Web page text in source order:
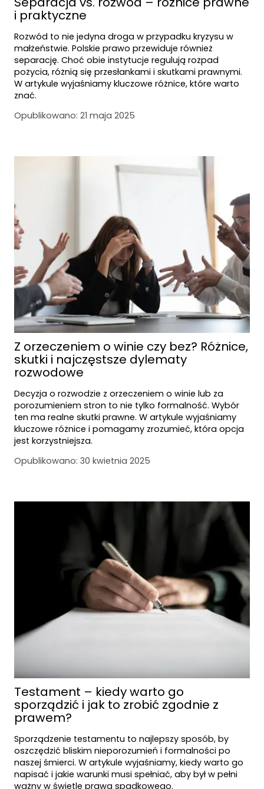
i praktyczne
Rozwód to nie jedyna droga w przypadku kryzysu w
małżeństwie. Polskie prawo przewiduje również
separację. Choć obie instytucje regulują rozpad
pożycia, różnią się przesłankami i skutkami prawnymi.
W artykule wyjaśniamy kluczowe różnice, które warto
znać.
Opublikowano: 21 maja 2025
Z orzeczeniem o winie czy bez? Różnice,
skutki i najczęstsze dylematy
rozwodowe
Decyzja o rozwodzie z orzeczeniem o winie lub za
porozumieniem stron to nie tylko formalność. Wybór
ten ma realne skutki prawne. W artykule wyjaśniamy
kluczowe różnice i pomagamy zrozumieć, która opcja
jest korzystniejsza.
Opublikowano: 30 kwietnia 2025
Testament – kiedy warto go
sporządzić i jak to zrobić zgodnie z
prawem?
Sporządzenie testamentu to najlepszy sposób, by
oszczędzić bliskim nieporozumień i formalności po
naszej śmierci. W artykule wyjaśniamy, kiedy warto go
napisać i jakie warunki musi spełniać, aby był w pełni
ważny w świetle prawa spadkowego.